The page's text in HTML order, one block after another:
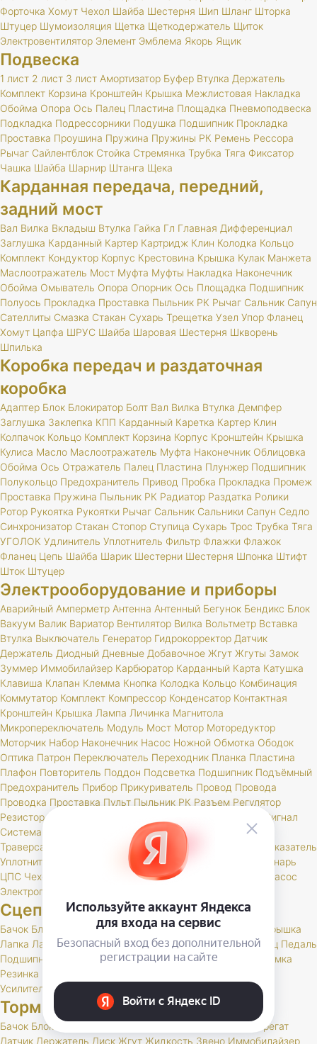
Форточка Хомут Чехол Шайба Шестерня Шип Шланг Шторка
Штуцер Шумоизоляция Щетка Щеткодержатель Щиток
Электровентилятор Элемент Эмблема Якорь Ящик
Подвеска
1 лист 2 лист 3 лист Амортизатор Буфер Втулка Держатель
Комплект Корзина Кронштейн Крышка Межлистовая Накладка
Обойма Опора Ось Палец Пластина Площадка Пневмоподвеска
Подкладка Подрессорники Подушка Подшипник Прокладка
Проставка Проушина Пружина Пружины РК Ремень Рессора
Рычаг Сайлентблок Стойка Стремянка Трубка Тяга Фиксатор
Чашка Шайба Шарнир Штанга Щека
Карданная передача, передний,
задний мост
Вал Вилка Вкладыш Втулка Гайка Гл Главная Дифференциал
Заглушка Карданный Картер Картридж Клин Колодка Кольцо
Комплект Кондуктор Корпус Крестовина Крышка Кулак Манжета
Маслоотражатель Мост Муфта Муфты Накладка Наконечник
Обойма Омыватель Опора Опорник Ось Площадка Подшипник
Полуось Прокладка Проставка Пыльник РК Рычаг Сальник Сапун
Сателлиты Смазка Стакан Сухарь Трещетка Узел Упор Фланец
Хомут Цапфа ШРУС Шайба Шаровая Шестерня Шкворень
Шпилька
Коробка передач и раздаточная
коробка
Адаптер Блок Блокиратор Болт Вал Вилка Втулка Демпфер
Заглушка Заклепка КПП Карданный Каретка Картер Клин
Колпачок Кольцо Комплект Корзина Корпус Кронштейн Крышка
Кулиса Масло Маслоотражатель Муфта Наконечник Облицовка
Обойма Ось Отражатель Палец Пластина Плунжер Подшипник
Полукольцо Предохранитель Привод Пробка Прокладка Промеж
Проставка Пружина Пыльник РК Радиатор Раздатка Ролики
Ротор Рукоятка Рукоятки Рычаг Сальник Сальники Сапун Седло
Синхронизатор Стакан Стопор Ступица Сухарь Трос Трубка Тяга
УГОЛОК Удлинитель Уплотнитель Фильтр Флажки Флажок
Фланец Цепь Шайба Шарик Шестерни Шестерня Шпонка Штифт
Шток Штуцер
Электрооборудование и приборы
Аварийный Амперметр Антенна Антенный Бегунок Бендикс Блок
Вакуум Валик Вариатор Вентилятор Вилка Вольтметр Вставка
Втулка Выключатель Генератор Гидрокорректор Датчик
Держатель Диодный Дневные Добавочное Жгут Жгуты Замок
Зуммер Иммобилайзер Карбюратор Карданный Карта Катушка
Клавиша Клапан Клемма Кнопка Колодка Кольцо Комбинация
Коммутатор Комплект Компрессор Конденсатор Контактная
Кронштейн Крышка Лампа Личинка Магнитола
Микропереключатель Модуль Мост Мотор Моторедуктор
Моторчик Набор Наконечник Насос Ножной Обмотка Ободок
Оптика Патрон Переключатель Переходник Планка Пластина
Плафон Повторитель Поддон Подсветка Подшипник Подъёмный
Предохранитель Прибор Прикуриватель Провод Провода
Проводка Проставка Пульт Пыльник РК Разъем Регулятор
Резистор
Сигнал
Система
Соединитель Спидометр
Стекло
Траверса
Транспондер Трос
Указатель
Уплотнитель
Устройство Фара
Фонарь
ЦПС Чехол Щеточный Щиток
Электробензонасос
Электропривод
Сцепление
Бачок Блок Втулка Диск Картер Корзина
Крышка
Лапка Лапки Манжета Муфта Накладка Опора Ось Палец Педаль
Подшипник
Пресс Пружина Пыльник
Рамка
Резинка
Усилитель
Цилиндр
Тормоза
Бачок Блок
Гидроагрегат
Датчик Держатель Диск Жгут Жидкость Звено Иммобилайзер